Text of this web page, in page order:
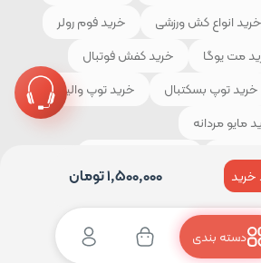
دسته بندی
1,500,000تومان خرید
خرید انواع کش ورزشی
خرید فوم رولر
مت یوگا
خرید کفش فوتبال
خرید توپ بسکتبال
خرید توپ والیبال
مایو مردانه
خرید کفش کوهنوردی خرید لباس ورزشی